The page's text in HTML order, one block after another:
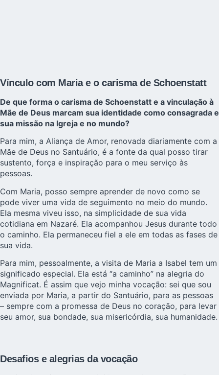
Vínculo com Maria e o carisma de Schoenstatt
De que forma o carisma de Schoenstatt e a vinculação à
Mãe de Deus marcam sua identidade como consagrada e
sua missão na Igreja e no mundo?
Para mim, a Aliança de Amor, renovada diariamente com a
Mãe de Deus no Santuário, é a fonte da qual posso tirar
sustento, força e inspiração para o meu serviço às
pessoas.
Com Maria, posso sempre aprender de novo como se
pode viver uma vida de seguimento no meio do mundo.
Ela mesma viveu isso, na simplicidade de sua vida
cotidiana em Nazaré. Ela acompanhou Jesus durante todo
o caminho. Ela permaneceu fiel a ele em todas as fases de
sua vida.
Para mim, pessoalmente, a visita de Maria a Isabel tem um
significado especial. Ela está “a caminho” na alegria do
Magnificat. É assim que vejo minha vocação: sei que sou
enviada por Maria, a partir do Santuário, para as pessoas
– sempre com a promessa de Deus no coração, para levar
seu amor, sua bondade, sua misericórdia, sua humanidade.
Desafios e alegrias da vocação